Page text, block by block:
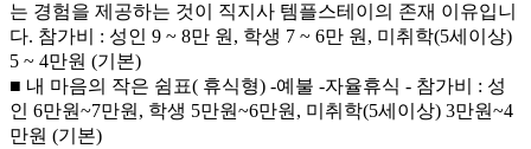
는 경험을 제공하는 것이 직지사 템플스테이의 존재 이유입니
다. 참가비 : 성인 9 ~ 8만 원, 학생 7 ~ 6만 원, 미취학(5세이상)
5 ~ 4만원 (기본)
■ 내 마음의 작은 쉼표( 휴식형) -예불 -자율휴식 - 참가비 : 성
인 6만원~7만원, 학생 5만원~6만원, 미취학(5세이상) 3만원~4
만원 (기본)